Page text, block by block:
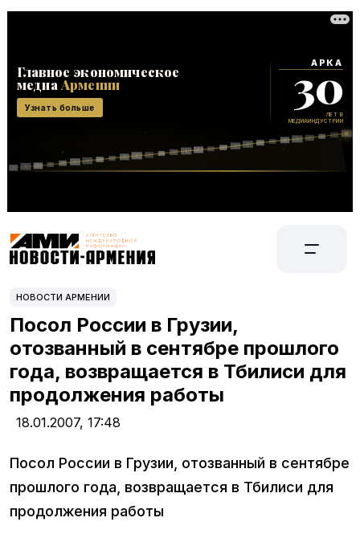
НОВОСТИ АРМЕНИИ
Посол России в Грузии,
отозванный в сентябре прошлого
года, возвращается в Тбилиси для
продолжения работы
18.01.2007, 17:48
Посол России в Грузии, отозванный в сентябре
прошлого года, возвращается в Тбилиси для
продолжения работы